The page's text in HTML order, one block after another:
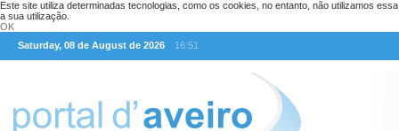
Este site utiliza determinadas tecnologias, como os cookies, no entanto, não utilizamos
a sua utilização.
OK
Saturday, 08 de August de 2026
16:51